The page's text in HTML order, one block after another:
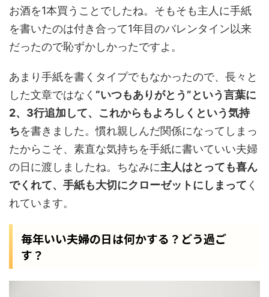
お酒を1本買うことでしたね。そもそも主人に手紙
を書いたのは付き合って1年目のバレンタイン以来
だったので恥ずかしかったですよ。
あまり手紙を書くタイプでもなかったので、長々と
した文章ではなく “いつもありがとう”という言葉に
2、3行追加して、これからもよろしくという気持
ちを書きました。慣れ親しんだ関係になってしまっ
たからこそ、素直な気持ちを手紙に書いていい夫婦
の日に渡しましたね。ちなみに主人はとっても喜ん
でくれて、手紙も大切にクローゼットにしまって く
れています。
毎年いい夫婦の日は何かする？どう過ご
す？